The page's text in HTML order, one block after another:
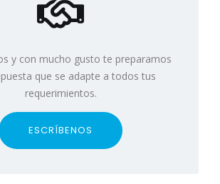
y con mucho gusto te preparamos
que se adapte a todos tus
requerimientos.
ESCRÍBENOS